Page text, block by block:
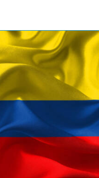
Capacitaciones